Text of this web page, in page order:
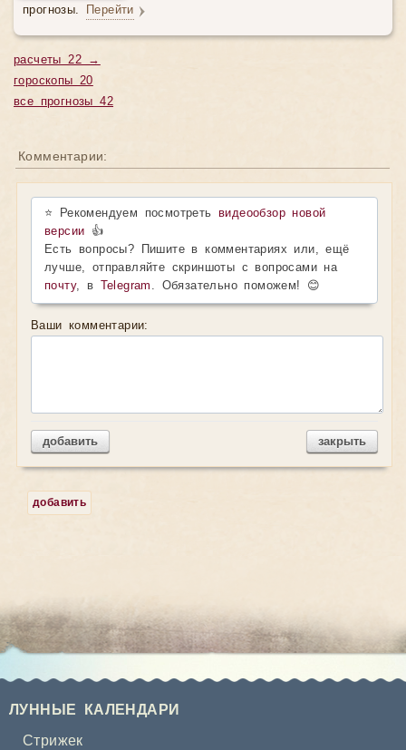
прогнозы. Перейти
расчеты 22 →
гороскопы 20
все прогнозы 42
Комментарии:
⭐ Рекомендуем посмотретьвидеообзор новой
версии 👍
Есть вопросы? Пишите в комментариях или, ещё
лучше, отправляйте скриншоты с вопросами на
почту, в Telegram . Обязательно поможем! 😊
Ваши комментарии:
добавить закрыть
добавить
ЛУННЫЕ КАЛЕНДАРИ
Стрижек